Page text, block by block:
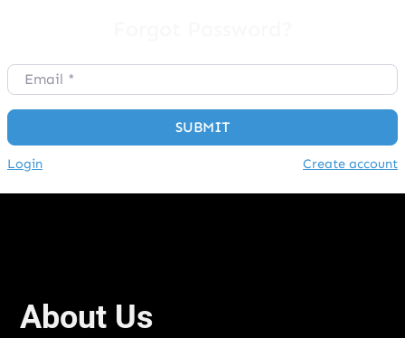
Email*
SUBMIT
Login Create account
About Us